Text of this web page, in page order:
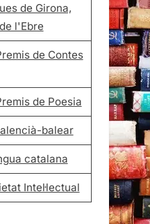
de Girona,
l'Ebre
de Contes
de Poesia
balear
catalana
Intel·lectual